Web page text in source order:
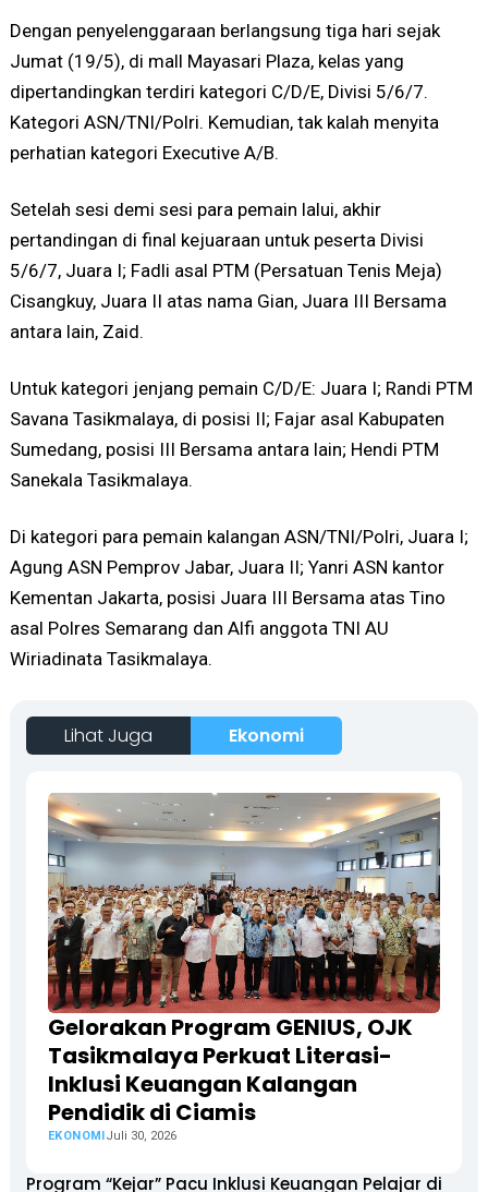
Dengan penyelenggaraan berlangsung tiga hari sejak
Jumat (19/5), di mall Mayasari Plaza, kelas yang
dipertandingkan terdiri kategori C/D/E, Divisi 5/6/7.
Kategori ASN/TNI/Polri. Kemudian, tak kalah menyita
perhatian kategori Executive A/B.
Setelah sesi demi sesi para pemain lalui, akhir
pertandingan di final kejuaraan untuk peserta Divisi
5/6/7, Juara I; Fadli asal PTM (Persatuan Tenis Meja)
Cisangkuy, Juara II atas nama Gian, Juara III Bersama
antara lain, Zaid.
Untuk kategori jenjang pemain C/D/E: Juara I; Randi PTM
Savana Tasikmalaya, di posisi II; Fajar asal Kabupaten
Sumedang, posisi III Bersama antara lain; Hendi PTM
Sanekala Tasikmalaya.
Di kategori para pemain kalangan ASN/TNI/Polri, Juara I;
Agung ASN Pemprov Jabar, Juara II; Yanri ASN kantor
Kementan Jakarta, posisi Juara III Bersama atas Tino
asal Polres Semarang dan Alfi anggota TNI AU
Wiriadinata Tasikmalaya.
Lihat Juga Ekonomi
Gelorakan Program GENIUS, OJK
Tasikmalaya Perkuat Literasi-
Inklusi Keuangan Kalangan
Pendidik di Ciamis
EKONOMI Juli 30, 2026
Program “Kejar” Pacu Inklusi Keuangan Pelajar di